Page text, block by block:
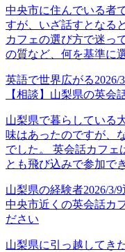
中央市に住んでいる者
すが、いざ話すとなる
カフェの選び方で迷っ
の質など、何を基準に
英語で世界広がる2026/
【相談】山梨県の英会
山梨県で暮らしている
味はあったのですが、
でした。 英会話カフェ
とも飛び込みで参加で
山梨県の経験者2026/3/9
中央市近くの英会話カ
ださい
山梨県に引っ越してき